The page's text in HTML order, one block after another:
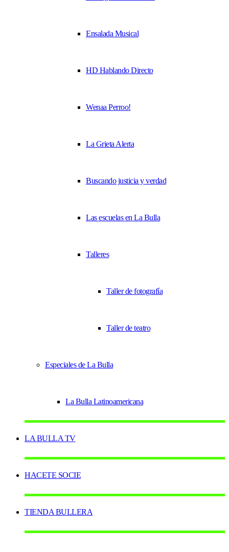
Ensalada Musical
HD Hablando Directo
Wenaa Perroo!
La Grieta Alerta
Buscando justicia y verdad
Las escuelas en La Bulla
Talleres
Taller de fotografía
Taller de teatro
Especiales de La Bulla
La Bulla Latinoamericana
LA BULLA TV
HACETE SOCIE
TIENDA BULLERA